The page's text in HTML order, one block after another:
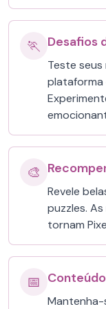
🏃 Desafios
Teste
plataforma
🎨
Revele
puzzles.
tornam
📅
Mantenha-